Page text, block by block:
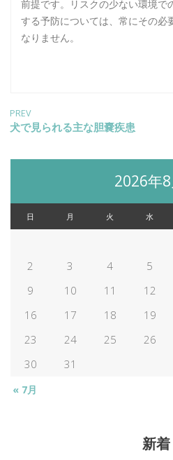
前提です。リスクの少ない環境で
する予防については、常にその必
なりません。
投
稿
ナ
ビ
ゲ
ー
シ
ョ
PREV
Previous
犬で見られる主な胆嚢疾患
2026年8
日 月 火 水
2
3 4 5
9
10 11 12
16
17 18 19
23
24 25 26
30
31
« 7月
新着